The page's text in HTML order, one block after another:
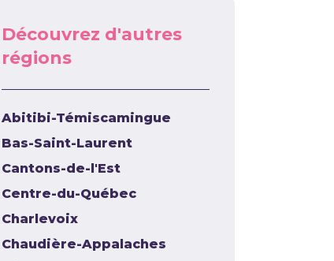
Découvrez d'autres
régions
Abitibi-Témiscamingue
Bas-Saint-Laurent
Cantons-de-l'Est
Centre-du-Québec
Charlevoix
Chaudière-Appalaches